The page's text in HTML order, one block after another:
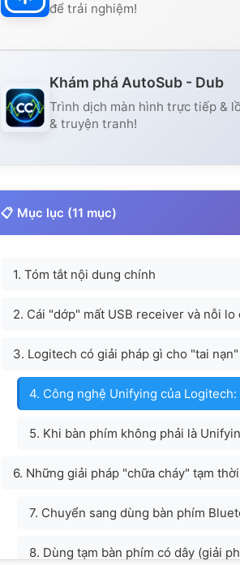
để trải nghiệm!
Khám phá AutoSub - Dub
Trình dịch màn hình trực tiếp &
& truyện tranh!
📋 Mục lục (11 mục)
1. Tóm tắt nội dung chính
2. Cái "dớp" mất USB receiver và nỗi
3. Logitech có giải pháp gì cho "tai nạn"
4. Công nghệ Unifying của
5. Khi bàn phím không phải là
6. Những giải pháp "chữa cháy" tạm
7. Chuyển sang dùng bàn phím
8. Dùng tạm bàn phím có dây (giải